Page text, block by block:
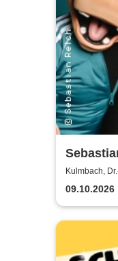
Purer
Kulmbach,
09.10.2026